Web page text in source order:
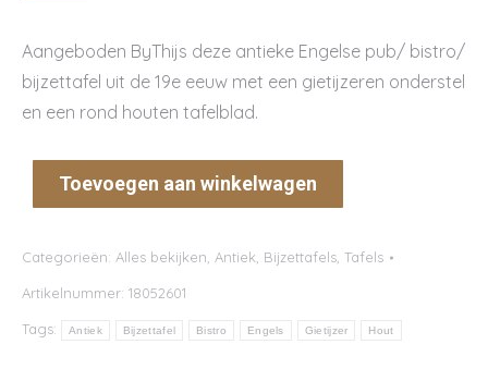
Aangeboden ByThijs deze antieke Engelse pub/ bistro/
bijzettafel uit de 19e eeuw met een gietijzeren onderstel
en een rond houten tafelblad.
Toevoegen aan winkelwagen
Categorieën: Alles bekijken Antiek Bijzettafels Tafels
Artikelnummer: 18052601
Tags: Antiek Bijzettafel Bistro Engels Gietijzer Hout